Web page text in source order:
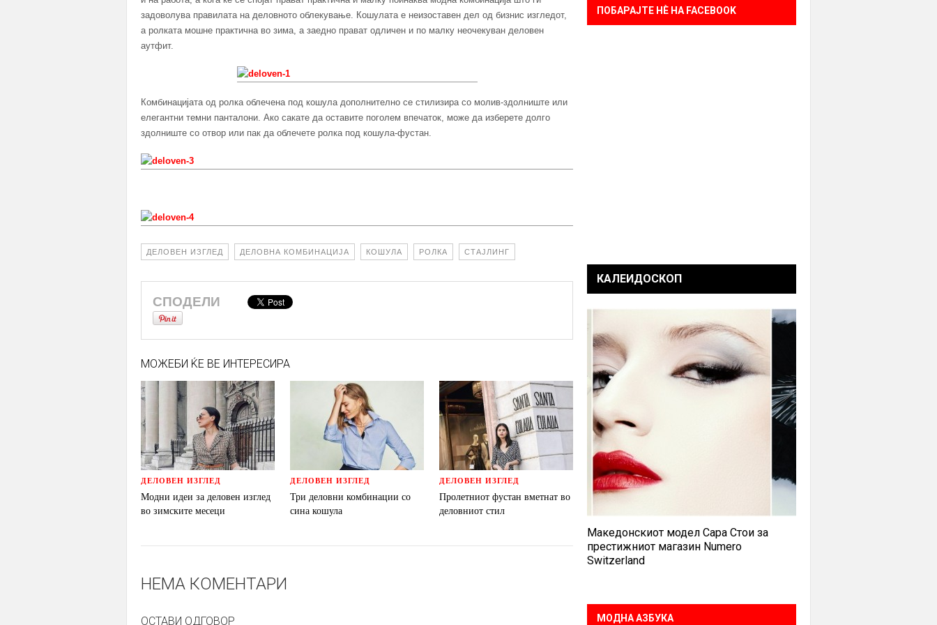
задоволува правилата на деловното облекување. Кошулата е неизоставен дел од бизнис изгледот,
а ролката мошне практична во зима, а заедно прават одличен и по малку неочекуван деловен
аутфит.
Комбинацијата од ролка облечена под кошула дополнително се стилизира со молив-здолниште или
елегантни темни панталони. Ако сакате да оставите поголем впечаток, може да изберете долго
здолниште со отвор или пак да облечете ролка под кошула-фустан.
ДЕЛОВЕН ИЗГЛЕД ДЕЛОВНА КОМБИНАЦИЈА КОШУЛА РОЛКА СТАЈЛИНГ
СПОДЕЛИ
МОЖЕБИ ЌЕ ВЕ ИНТЕРЕСИРА
ДЕЛОВЕН ИЗГЛЕД
Модни идеи за деловен изглед
во зимските месеци
ДЕЛОВЕН ИЗГЛЕД
Три деловни комбинации со
сина кошула
ДЕЛОВЕН ИЗГЛЕД
Пролетниот фустан вметнат во
деловниот стил
НЕМА КОМЕНТАРИ
ОСТАВИ ОДГОВОР
ПОБАРАЈТЕ НÈ НА FACEBOOK
КАЛЕИДОСКОП
Македонскиот модел Сара Стои за
престижниот магазин Numero
Switzerland
МОДНА АЗБУКА